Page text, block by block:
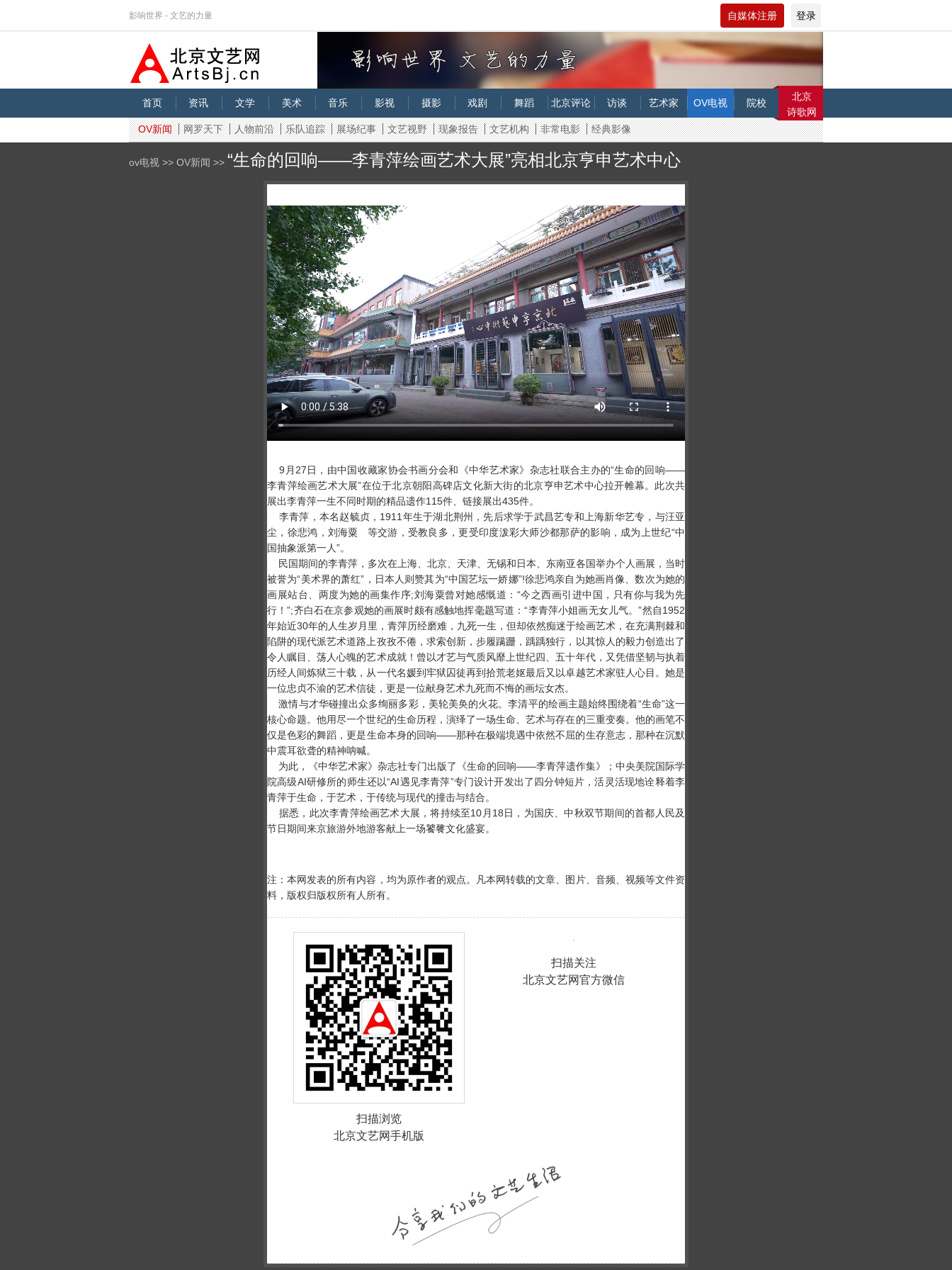
影响世界 - 文艺的力量 自媒体注册 登录
首页 资讯 文学 美术 音乐 影视 摄影 戏剧 舞蹈 北京评论 访谈 艺术家 OV电视 院校
北京
诗歌网
OV新闻
网罗天下 人物前沿 乐队追踪 展场纪事 文艺视野 现象报告 文艺机构 非常电影 经典影像
ov电视 >> OV新闻 >> “生命的回响——李青萍绘画艺术大展”亮相北京亨申艺术中心
9月27日，由中国收藏家协会书画分会和《中华艺术家》杂志社联合主办的“生命的回响——
李青萍绘画艺术大展”在位于北京朝阳高碑店文化新大街的北京亨申艺术中心拉开帷幕。此次共
展出李青萍一生不同时期的精品遗作115件、链接展出435件。
李青萍，本名赵毓贞，1911年生于湖北荆州，先后求学于武昌艺专和上海新华艺专，与汪亚
尘，徐悲鸿，刘海粟 等交游，受教良多，更受印度泼彩大师沙都那萨的影响，成为上世纪“中
国抽象派第一人”。
民国期间的李青萍，多次在上海、北京、天津、无锡和日本、东南亚各国举办个人画展，当时
被誉为“美术界的萧红”，日本人则赞其为“中国艺坛一娇娜”!徐悲鸿亲自为她画肖像、数次为她的
画展站台、两度为她的画集作序;刘海粟曾对她感慨道：“今之西画引进中国，只有你与我为先
行！”;齐白石在京参观她的画展时颇有感触地挥毫题写道：“李青萍小姐画无女儿气。”然自1952
年始近30年的人生岁月里，青萍历经磨难，九死一生，但却依然痴迷于绘画艺术，在充满荆棘和
陷阱的现代派艺术道路上孜孜不倦，求索创新，步履蹒跚，踽踽独行，以其惊人的毅力创造出了
令人瞩目、荡人心魄的艺术成就！曾以才艺与气质风靡上世纪四、五十年代，又凭借坚韧与执着
历经人间炼狱三十载，从一代名媛到牢狱囚徒再到拾荒老妪最后又以卓越艺术家驻人心目。她是
一位忠贞不渝的艺术信徒，更是一位献身艺术九死而不悔的画坛女杰。
激情与才华碰撞出众多绚丽多彩，美轮美奂的火花。李清平的绘画主题始终围绕着“生命”这一
核心命题。他用尽一个世纪的生命历程，演绎了一场生命、艺术与存在的三重变奏。他的画笔不
仅是色彩的舞蹈，更是生命本身的回响——那种在极端境遇中依然不屈的生存意志，那种在沉默
中震耳欲聋的精神呐喊。
为此，《中华艺术家》杂志社专门出版了《生命的回响——李青萍遗作集》；中央美院国际学
院高级AI研修所的师生还以“AI遇见李青萍”专门设计开发出了四分钟短片，活灵活现地诠释着李
青萍于生命，于艺术，于传统与现代的撞击与结合。
据悉，此次李青萍绘画艺术大展，将持续至10月18日，为国庆、中秋双节期间的首都人民及
节日期间来京旅游外地游客献上一场饕餮文化盛宴。
注：本网发表的所有内容，均为原作者的观点。凡本网转载的文章、图片、音频、视频等文件资
料，版权归版权所有人所有。
扫描浏览
北京文艺网手机版
扫描关注
北京文艺网官方微信